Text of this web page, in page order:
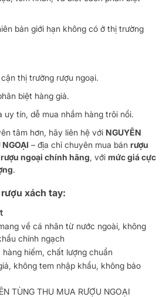
bản giới hạn không có ở thị trường
thị trường rượu ngoại.
biệt hàng giả.
uy tín, dễ mua nhầm hàng trôi nổi.
tâm hơn, hãy liên hệ với NGUYÊN
NGOẠI – địa chỉ chuyên mua bán rượu
rượu ngoại chính hãng, với mức giá cực
.
xách tay:
về cá nhân từ nước ngoài, không
chính ngạch
hàng hiếm, chất lượng chuẩn
không tem nhập khẩu, không bảo
TÙNG THU MUA RƯỢU NGOẠI